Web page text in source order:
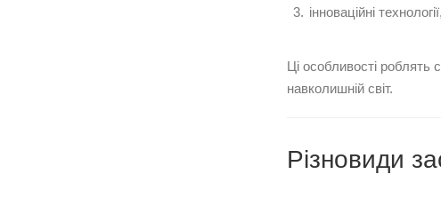
інноваційні
Ці особливості
навколишній світ.
Різновиди